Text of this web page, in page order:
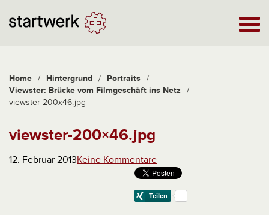
Home / Hintergrund / Portraits /
Viewster: Brücke vom Filmgeschäft ins Netz
/
viewster-200x46.jpg
viewster-200×46.jpg
12. Februar 2013Keine Kommentare